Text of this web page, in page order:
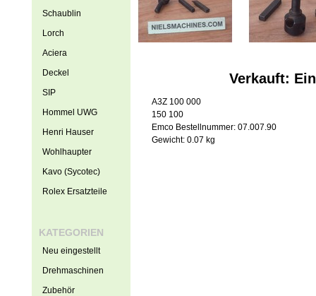
Verkauft:
A3Z 100 000
150 100
Emco Bestellnummer: 07.007.90
Gewicht: 0.07 kg
Schaublin
Lorch
Aciera
Deckel
SIP
Hommel UWG
Henri Hauser
Wohlhaupter
Kavo (Sycotec)
Rolex Ersatzteile
KATEGORIEN
Neu eingestellt
Drehmaschinen
Zubehör